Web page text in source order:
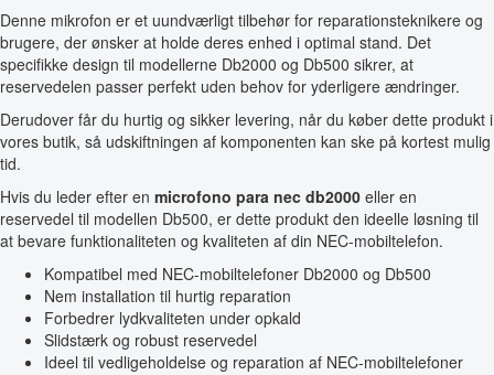
Denne mikrofon er et uundværligt tilbehør for reparationsteknikere og
brugere, der ønsker at holde deres enhed i optimal stand. Det
specifikke design til modellerne Db2000 og Db500 sikrer, at
reservedelen passer perfekt uden behov for yderligere ændringer.
Derudover får du hurtig og sikker levering, når du køber dette produkt i
vores butik, så udskiftningen af komponenten kan ske på kortest mulig
tid.
Hvis du leder efter en microfono para nec db2000 eller en
reservedel til modellen Db500, er dette produkt den ideelle løsning til
at bevare funktionaliteten og kvaliteten af din NEC-mobiltelefon.
Kompatibel med NEC-mobiltelefoner Db2000 og Db500
Nem installation til hurtig reparation
Forbedrer lydkvaliteten under opkald
Slidstærk og robust reservedel
Ideel til vedligeholdelse og reparation af NEC-mobiltelefoner